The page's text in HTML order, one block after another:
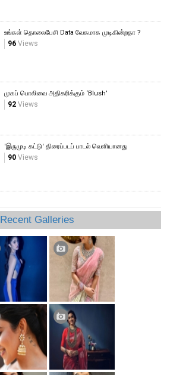
உங்கள் தொலைபேசி Data வேகமாக முடிகின்றதா ?
96 Views
முகப் பொலிவை அதிகரிக்கும் ‘Blush’
92 Views
'இருமுடி கட்டு' திரைப்படப் பாடல் வெளியானது
90 Views
Recent Galleries